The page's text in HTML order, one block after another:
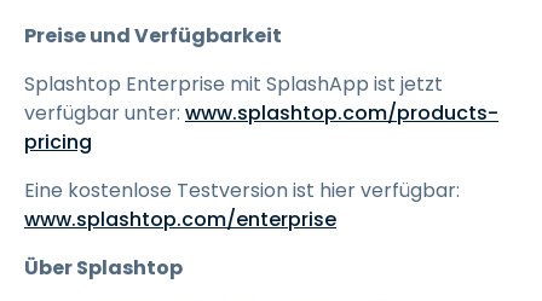
Preise und Verfügbarkeit
Splashtop Enterprise mit SplashApp ist jetzt
verfügbar unter: www.splashtop.com/products-
pricing
Eine kostenlose Testversion ist hier verfügbar:
www.splashtop.com/enterprise
Über Splashtop